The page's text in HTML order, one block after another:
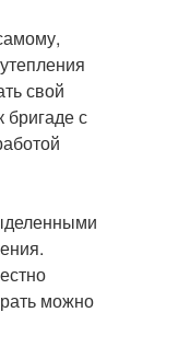
свой
с
можно